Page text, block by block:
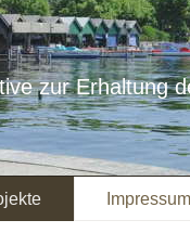
zur Erhaltung
Impressum